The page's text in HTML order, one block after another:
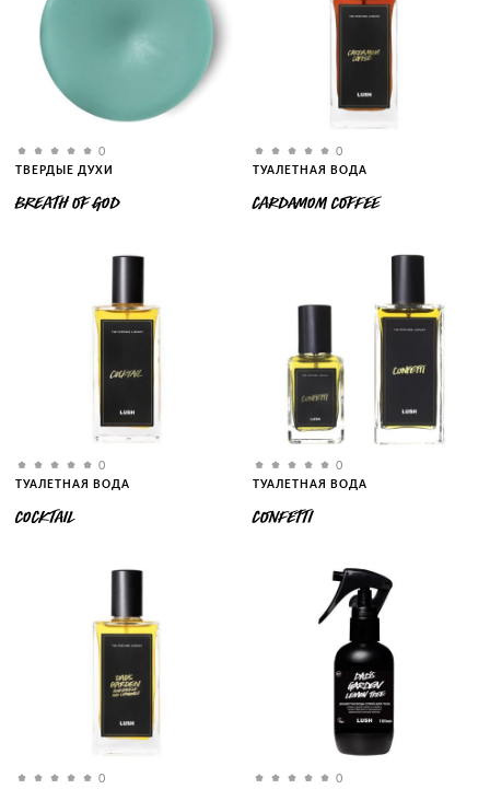
0
ТВЕРДЫЕ ДУХИ
BREATH OF GOD
0
ТУАЛЕТНАЯ ВОДА
CARDAMOM COFFEE
0
ТУАЛЕТНАЯ ВОДА
COCKTAIL
0
ТУАЛЕТНАЯ ВОДА
CONFETTI
0 0